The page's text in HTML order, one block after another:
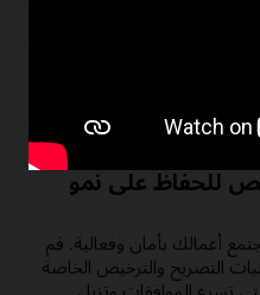
للحفاظ على نمو
أعمالك بأمان وفعالية. قم
التصريح والترخيص الخاصة